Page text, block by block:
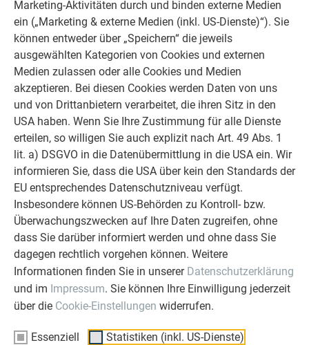
Marketing-Aktivitäten durch und binden externe Medien
ein („Marketing & externe Medien (inkl. US-Dienste)“). Sie
können entweder über „Speichern“ die jeweils
ausgewählten Kategorien von Cookies und externen
Medien zulassen oder alle Cookies und Medien
akzeptieren. Bei diesen Cookies werden Daten von uns
und von Drittanbietern verarbeitet, die ihren Sitz in den
USA haben. Wenn Sie Ihre Zustimmung für alle Dienste
erteilen, so willigen Sie auch explizit nach Art. 49 Abs. 1
lit. a) DSGVO in die Datenübermittlung in die USA ein. Wir
informieren Sie, dass die USA über kein den Standards der
EU entsprechendes Datenschutzniveau verfügt.
Insbesondere können US-Behörden zu Kontroll- bzw.
Überwachungszwecken auf Ihre Daten zugreifen, ohne
dass Sie darüber informiert werden und ohne dass Sie
dagegen rechtlich vorgehen können. Weitere
Informationen finden Sie in unserer Datenschutzerklärung
und im Impressum. Sie können Ihre Einwilligung jederzeit
über die Cookie-Einstellungen widerrufen.
Essenziell Statistiken (inkl. US-Dienste)
Voraussetzung vor Ort
Stapler/Kran für mind. 1,7t für den Transport vor Ort, 9x 6
Stück Paletten für die Arbeitsstationen
Jetzt mobilen Termin anfragen und Angebot anfordern!
Ihr Ansprechpartner:
PREFA Academy Deutschland
E-Mail: schulungen.de@prefa.com
Telefonnummer: +49 36941 785 23
TEILNEHMER
Verarbeiter und Mitarbeiter (Klempner/Flaschner/ Blechner/
Händler und Kunden